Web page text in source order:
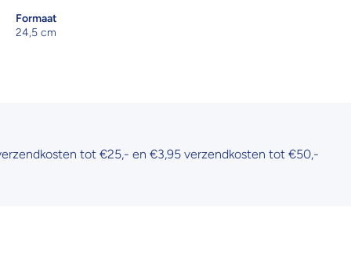
Formaat
24,5 cm
tot €25,- en €3,95 verzendkosten tot €50,-